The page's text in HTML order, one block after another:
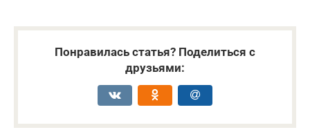
Понравилась статья? Поделиться с
друзьями: